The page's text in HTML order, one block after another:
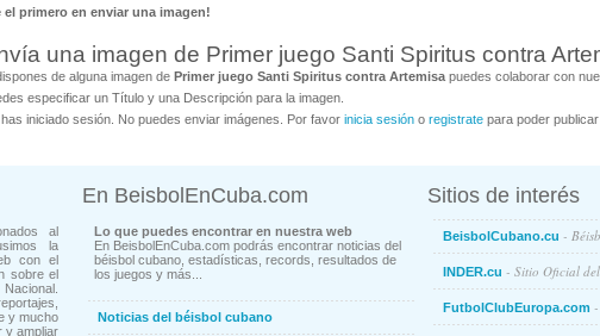
el primero en enviar una imagen!
una imagen de Primer juego Santi Spiritus contra
de alguna imagen de Primer juego Santi Spiritus contra Artemisa puedes colaborar con
especificar un Título y una Descripción para la imagen.
iniciado sesión. No puedes enviar imágenes. Por favor inicia sesión o registrate para poder publicar
al
la
con el
sobre el
y mucho
y ampliar
En BeisbolEnCuba.com
Lo que puedes encontrar en nuestra web
En BeisbolEnCuba.com podrás encontrar noticias del
béisbol cubano, estadísticas, records, resultados de
los juegos y más...
Noticias del béisbol cubano
Sitios de interés
BeisbolCubano.cu -
INDER.cu - Sitio Oficial
FutbolClubEuropa.com